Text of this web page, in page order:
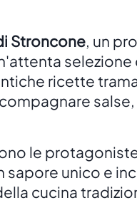
Stroncone, un
ricette
le
unico e
cucina